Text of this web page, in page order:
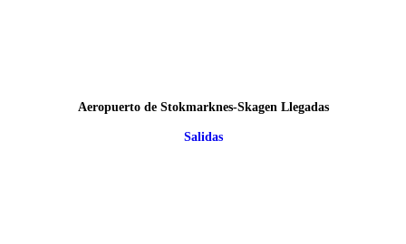
Aeropuerto de Stokmarknes-Skagen Llegadas
Salidas